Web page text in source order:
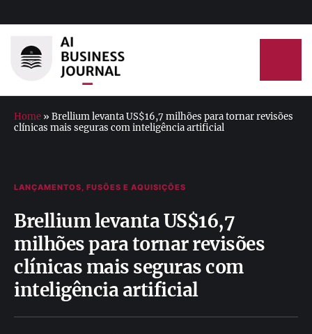
Home » Brellium levanta US$16,7 milhões para tornar revisões
clínicas mais seguras com inteligência artificial
LANÇAMENTOS, FUSÕES E AQUISIÇÕES
Brellium levanta US$16,7
milhões para tornar revisões
clínicas mais seguras com
inteligência artificial